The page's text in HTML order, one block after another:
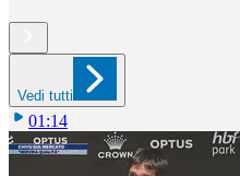
Vedi tutti
01:14